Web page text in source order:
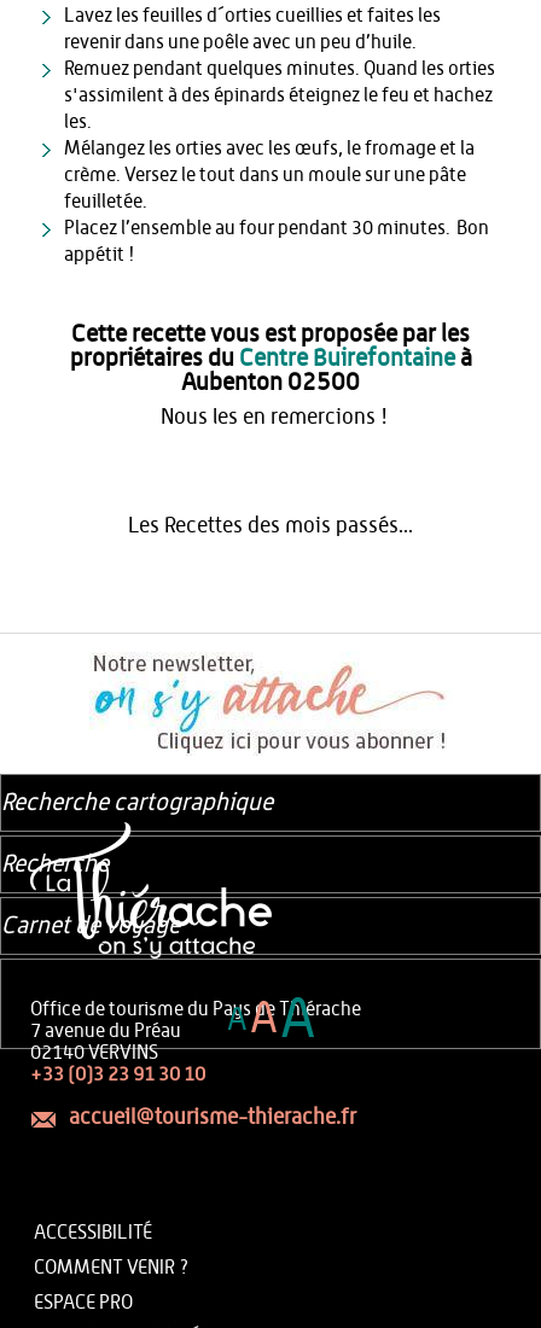
Lavez les feuilles d´orties cueillies et faites les
revenir dans une poêle avec un peu d’huile.
Remuez pendant quelques minutes. Quand les orties
s'assimilent à des épinards éteignez le feu et hachez
les.
Mélangez les orties avec les œufs, le fromage et la
crème. Versez le tout dans un moule sur une pâte
feuilletée.
Placez l’ensemble au four pendant 30 minutes. Bon
appétit !
Cette recette vous est proposée par les
propriétaires du Centre Buirefontaineà
Aubenton 02500
Nous les en remercions !
Les Recettes des mois passés...
Office de tourisme du Pays de Thiérache
7 avenue du Préau
02140 VERVINS
+33 (0)3 23 91 30 10
accueil@tourisme-thierache.fr
ACCESSIBILITÉ
COMMENT VENIR ?
ESPACE PRO
Recherche cartographique
Recherche
Carnet de voyage
AAA